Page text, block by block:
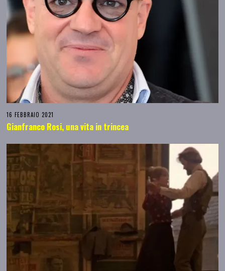
16 FEBBRAIO 2021
Gianfranco Rosi, una vita in trincea